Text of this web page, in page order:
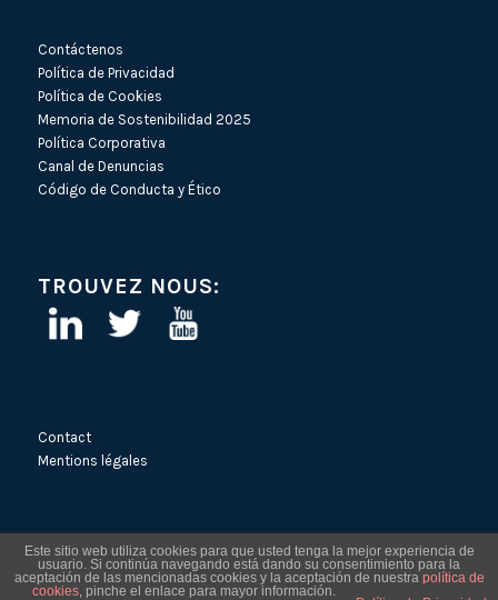
Contáctenos
Política de Privacidad
Política de Cookies
Memoria de Sostenibilidad 2025
Política Corporativa
Canal de Denuncias
Código de Conducta y Ético
TROUVEZ NOUS:
Contact
Mentions légales
Este sitio web utiliza cookies para que usted tenga la mejor experiencia de
usuario. Si continúa navegando está dando su consentimiento para la
aceptación de las mencionadas cookies y la aceptación de nuestra política de
cookies, pinche el enlace para mayor información.